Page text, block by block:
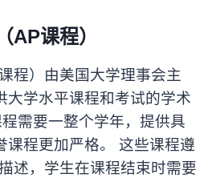
AP课程）
程）由美国大学理事会主
大学水平课程和考试的学术
需要一整个学年，提供具
课程更加严格。 这些课程遵
述，学生在课程结束时需要